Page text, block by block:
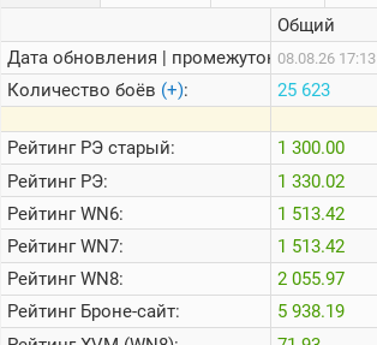
Онлайн
Цветовая
шкала
Теlegram
ВК
Портал
Мира
Танков
Дата обновления | промежуток:
Количество боёв (+):
РейтингРЭ старый:
РейтингРЭ:
РейтингWN6:
РейтингWN7:
РейтингWN8:
РейтингБроне-сайт:
Общий
08.08.26 17:13
25 623
1 300.00
1 330.02
1 513.42
1 513.42
2 055.97
5 938.19